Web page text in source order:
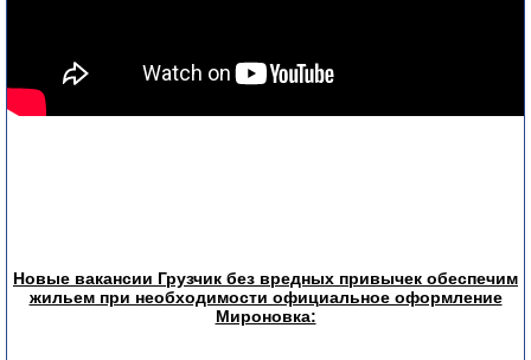
Новые вакансии Грузчик без вредных привычек обеспечим
жильем при необходимости официальное оформление
Мироновка: